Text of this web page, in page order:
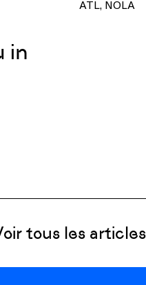
ATL NOLA
in
tous les articles